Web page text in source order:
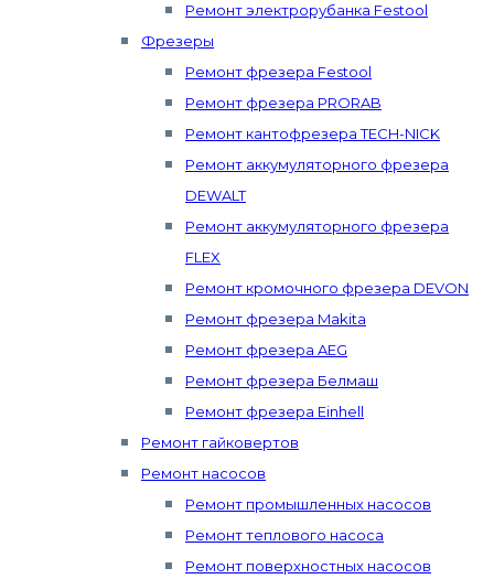
Ремонт электрорубанка Festool
Фрезеры
Ремонт фрезера Festool
Ремонт фрезера PRORAB
Ремонт кантофрезера TECH-NICK
Ремонт аккумуляторного фрезера
DEWALT
Ремонт аккумуляторного фрезера
FLEX
Ремонт кромочного фрезера DEVON
Ремонт фрезера Makita
Ремонт фрезера AEG
Ремонт фрезера Белмаш
Ремонт фрезера Einhell
Ремонт гайковертов
Ремонт насосов
Ремонт промышленных насосов
Ремонт теплового насоса
Ремонт поверхностных насосов